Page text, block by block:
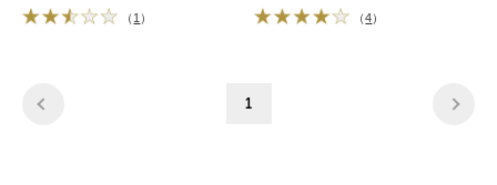
（ 1 ） （4）
1